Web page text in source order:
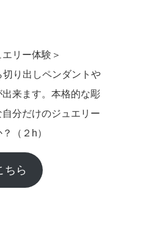
リー体験＞
り出しペンダントや
出来ます。本格的な彫
分だけのジュエリー
（２h）
ちら